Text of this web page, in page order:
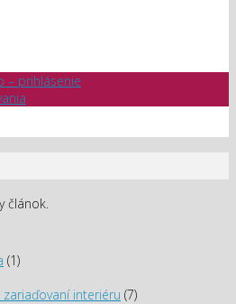
– prihlásenie
článok.
(1)
interiéru (7)